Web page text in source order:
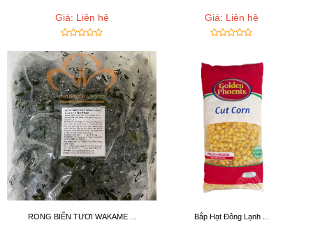
Giá: Liên hệ Giá: Liên hệ
RONG BIỂN TƯƠI WAKAME ... Bắp Hạt Đông Lạnh ...